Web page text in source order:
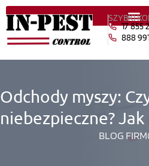
SZYBKI
17 855
888
Odchody myszy:
niebezpieczne?
BLOG